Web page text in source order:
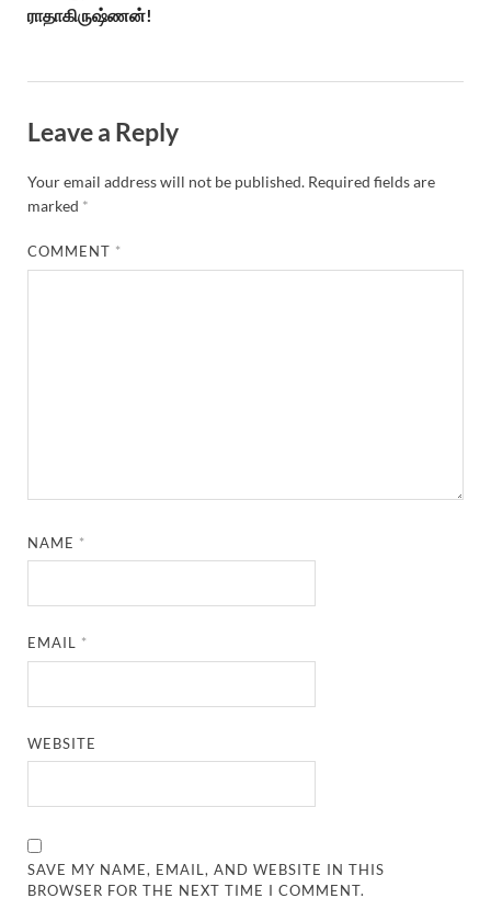
ராதாகிருஷ்ணன்!
Leave a Reply
Your email address will not be published. Required fields are
marked *
COMMENT *
NAME *
EMAIL *
WEBSITE
SAVE MY NAME, EMAIL, AND WEBSITE IN THIS
BROWSER FOR THE NEXT TIME I COMMENT.